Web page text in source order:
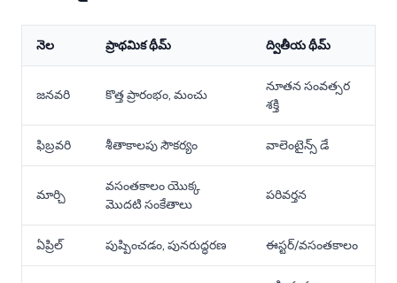
నెల ప్రాథమిక థీమ్ ద్వితీయ థీమ్
జనవరి కొత్త ప్రారంభం, మంచు
నూతన సంవత్సర
శక్తి
ఫిబ్రవరి శీతాకాలపు సౌకర్యం వాలెంటైన్స్ డే
మార్చి
వసంతకాలం యొక్క
మొదటి సంకేతాలు
పరివర్తన
ఏప్రిల్ పుష్పించడం, పునరుద్ధరణ ఈస్టర్/వసంతకాలం